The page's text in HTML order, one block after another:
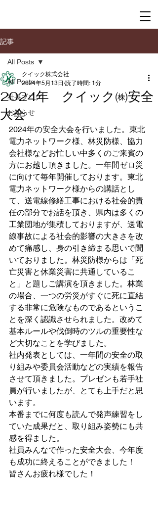
記事
All Posts
社長ブログ
お知らせ
All Posts
2024年 クイック㈱安全
大会
クイック株式会社
2024年5月13日 読了時間: 1分
2024年の安全大会を行いました。東北
電力ネットワーク様、林災防様、協力
会社様などお忙しい中多くのご来賓の
方にお越し頂きました。一年間ゼロ災
に向けて毎年開催しております。東北
電力ネットワーク様からの講話とし
て、送電線修繕工事における社会的責
任の部分でお話を頂き、県内は多くの
工業団地が集積しておりますが、送電
線事故による社会的影響の大きさを改
めて痛感し、身の引き締まる思いで聞
いておりました。林災防様からは「死
亡災害と休業災害に共通しているこ
と」と題しご講演を頂きました。林業
の場合、一つの労災がすぐに死に直結
する非常に危険なものであるというこ
とを深く認識させられました。改めて
基本ルールや伐倒時のツルの重要性な
ど大切なことを学びました。
社内発表としては、一年間の安全の取
り組みや委員会活動などの実績を報告
させて頂きました。プレゼンも若手社
員が行いましたが、とても上手だと思
います。
本番までに何度も読んで発声練習をし
ていた成果だと、取り組み姿勢にも共
感を得ました。
社員みんなで作った安全大会、今年度
も成功に終えることができました！
皆さんお疲れ様でした！